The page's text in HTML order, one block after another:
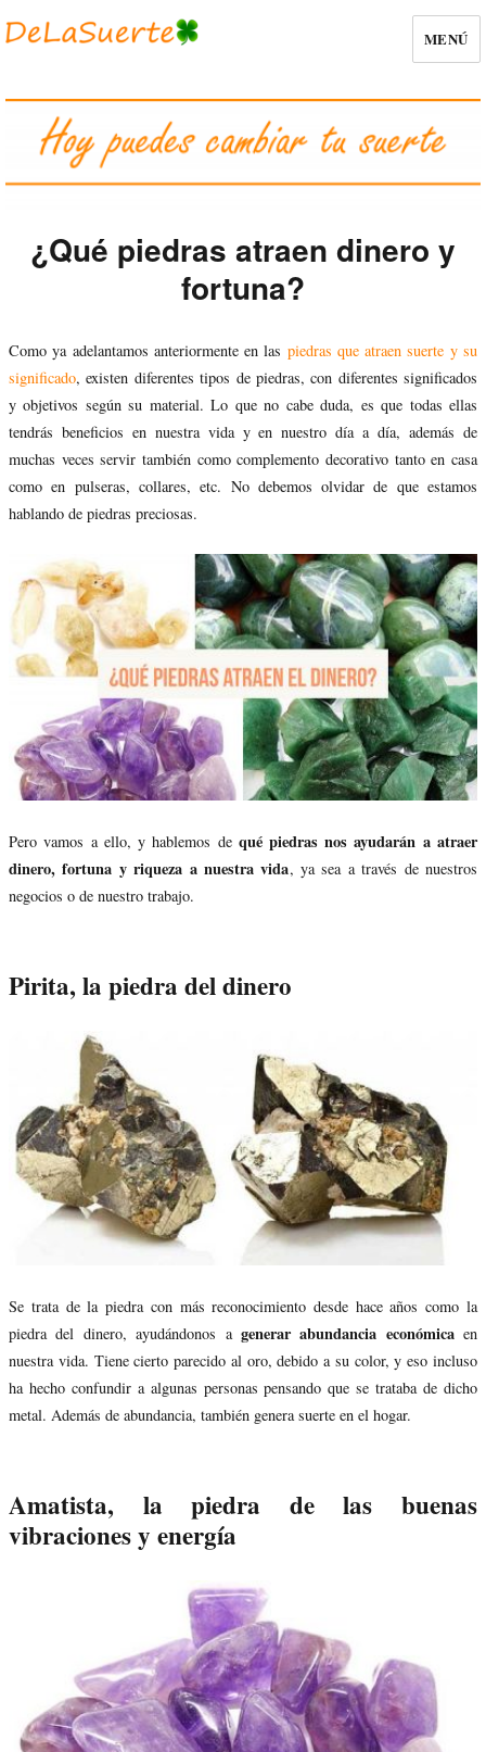
MENÚ
¿Qué piedras atraen dinero y
fortuna?
Como ya adelantamos anteriormente en las piedras que atraen suerte y su
significado, existen diferentes tipos de piedras, con diferentes significados
y objetivos según su material. Lo que no cabe duda, es que todas ellas
tendrás beneficios en nuestra vida y en nuestro día a día, además de
muchas veces servir también como complemento decorativo tanto en casa
como en pulseras, collares, etc. No debemos olvidar de que estamos
hablando de piedras preciosas.
Pero vamos a ello, y hablemos de qué piedras nos ayudarán a atraer
dinero, fortuna y riqueza a nuestra vida, ya sea a través de nuestros
negocios o de nuestro trabajo.
Pirita, la piedra del dinero
Se trata de la piedra con más reconocimiento desde hace años como la
piedra del dinero, ayudándonos a generar abundancia económicaen
nuestra vida. Tiene cierto parecido al oro, debido a su color, y eso incluso
ha hecho confundir a algunas personas pensando que se trataba de dicho
metal. Además de abundancia, también genera suerte en el hogar.
Amatista, la piedra de las buenas
vibraciones y energía